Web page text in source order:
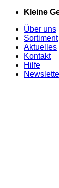
Zum
springen
Kleine
Über uns
Sortiment
Aktuelles
Kontakt
Hilfe